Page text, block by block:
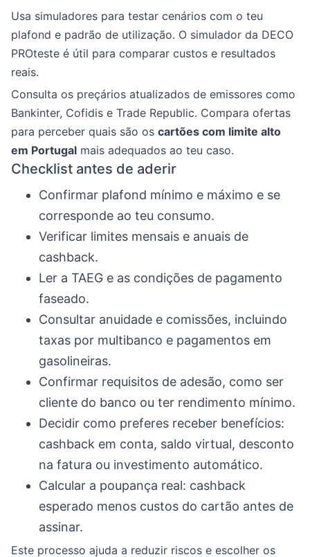
Usa simuladores para testar cenários com o teu
plafond e padrão de utilização. O simulador da DECO
PROteste é útil para comparar custos e resultados
reais.
Consulta os preçários atualizados de emissores como
Bankinter, Cofidis e Trade Republic. Compara ofertas
para perceber quais são os cartões com limite alto
em Portugal mais adequados ao teu caso.
Checklist antes de aderir
Confirmar plafond mínimo e máximo e se
corresponde ao teu consumo.
Verificar limites mensais e anuais de
cashback.
Ler a TAEG e as condições de pagamento
faseado.
Consultar anuidade e comissões, incluindo
taxas por multibanco e pagamentos em
gasolineiras.
Confirmar requisitos de adesão, como ser
cliente do banco ou ter rendimento mínimo.
Decidir como preferes receber benefícios:
cashback em conta, saldo virtual, desconto
na fatura ou investimento automático.
Calcular a poupança real: cashback
esperado menos custos do cartão antes de
assinar.
Este processo ajuda a reduzir riscos e escolher os